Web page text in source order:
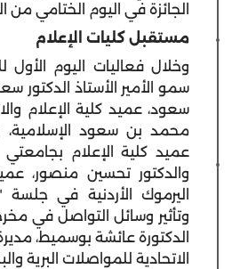
الجائزة في اليوم الختامي من
مستقبل كليات الإعلام
وخلال فعاليات اليوم
سمو الأمير الأستاذ
سعود، عميد كلية الإعلام
محمد بن سعود الإسلامية،
عميد كلية الإعلام بجامعتي
والدكتور تحسين منصور،
اليرموك الأردنية في جلسة
وتأثير وسائل التواصل في
الدكتورة عائشة بوسميط،
الاتحادية للمواصلات البرية